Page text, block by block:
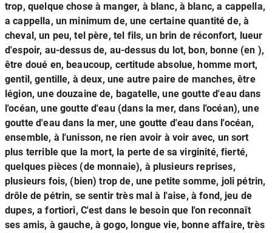
trop, quelque chose à manger, à blanc, à blanc, a cappella,
a cappella, un minimum de, une certaine quantité de, à
cheval, un peu, tel père, tel fils, un brin de réconfort, lueur
d'espoir, au-dessus de, au-dessus du lot, bon, bonne (en ),
être doué en, beaucoup, certitude absolue, homme mort,
gentil, gentille, à deux, une autre paire de manches, être
légion, une douzaine de, bagatelle, une goutte d'eau dans
l'océan, une goutte d'eau (dans la mer, dans l'océan), une
goutte d'eau dans la mer, une goutte d'eau dans l'océan,
ensemble, à l'unisson, ne rien avoir à voir avec, un sort
plus terrible que la mort, la perte de sa virginité, fierté,
quelques pièces (de monnaie), à plusieurs reprises,
plusieurs fois, (bien) trop de, une petite somme, joli pétrin,
drôle de pétrin, se sentir très mal à l'aise, à fond, jeu de
dupes, a fortiori, C'est dans le besoin que l'on reconnaît
ses amis, à gauche, à gogo, longue vie, bonne affaire, très